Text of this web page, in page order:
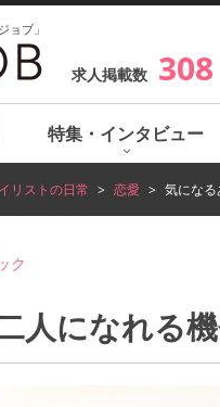
ョブ」
求人掲載数 308
特集・インタビュー
リストの日常 恋愛 気にな
ク
人になれる